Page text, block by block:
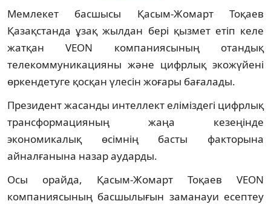
Мемлекет басшысы Қасым-Жомарт Тоқаев
Қазақстанда ұзақ жылдан бері қызмет етіп келе
жатқан VEON компаниясының отандық
телекоммуникацияны және цифрлық экожүйені
өркендетуге қосқан үлесін жоғары бағалады.
Президент жасанды интеллект еліміздегі цифрлық
трансформацияның жаңа кезеңінде
экономикалық өсімнің басты факторына
айналғанына назар аударды.
Осы орайда, Қасым-Жомарт Тоқаев VEON
компаниясының басшылығын заманауи есептеу